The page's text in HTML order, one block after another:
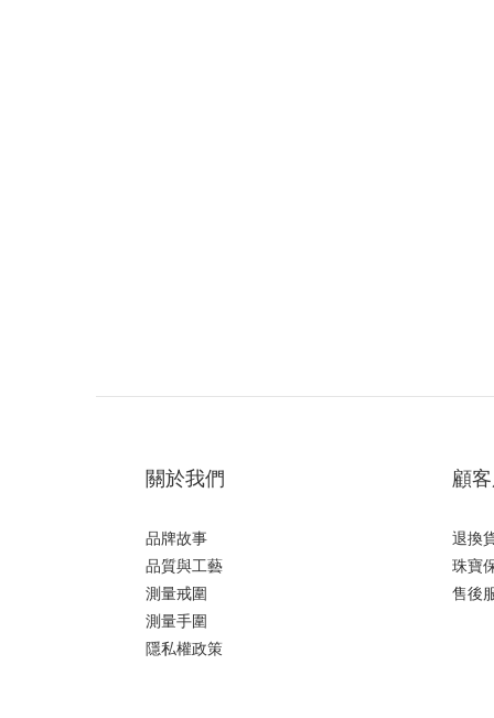
關於我們
品牌故事
品質與工藝
測量戒圍
測量手圍
隱私權政策
顧
退換
珠寶
售後